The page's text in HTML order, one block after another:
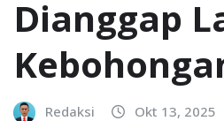
Dianggap
Redaksi Okt 13, 2025